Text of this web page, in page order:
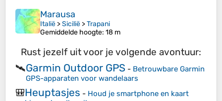
Marausa
Italië >Sicilië >Trapani
Gemiddelde hoogte: 18 m
Rust jezelf uit voor je volgende avontuur:
🛰️Garmin Outdoor GPS - Betrouwbare Garmin
GPS-apparaten voor wandelaars
🎒Heuptasjes - Houd je smartphone en kaart